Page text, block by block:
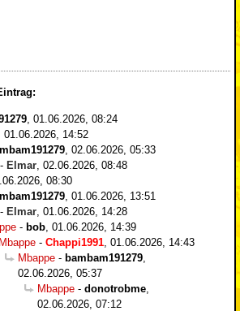
01.06.2026, 08:24
01.06.2026, 14:52
02.06.2026, 05:33
- Elmar 02.06.2026, 08:48
08:30
01.06.2026, 13:51
- Elmar 01.06.2026, 14:28
- bob 01.06.2026, 14:39
Mbappe - Chappi1991 01.06.2026, 14:43
Mbappe - bambam191279
02.06.2026, 05:37
Mbappe - donotrobme
02.06.2026, 07:12